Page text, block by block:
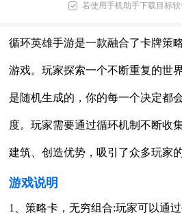
若使用手机助手下载目标
循环英雄手游是一款融合了卡牌策
游戏。玩家探索一个不断重复的世
是随机生成的，你的每一个决定都
度。玩家需要通过循环机制不断收
建筑、创造优势，吸引了众多玩家
游戏说明
1、策略卡，无穷组合:玩家可以通